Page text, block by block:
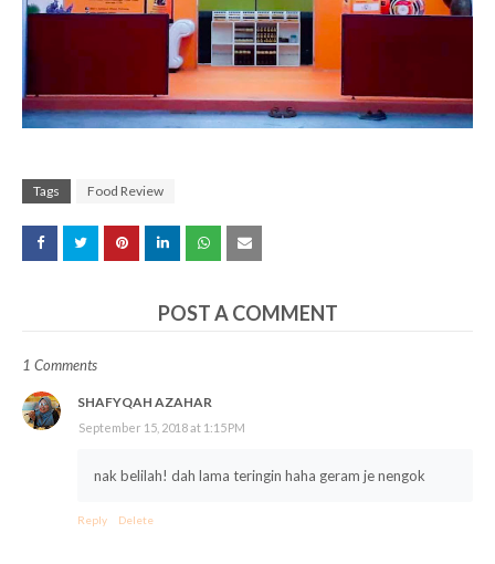
Tags Food Review
POST A COMMENT
1 Comments
SHAFYQAH AZAHAR
September 15, 2018 at 1:15 PM
nak belilah! dah lama teringin haha geram je nengok
Reply Delete